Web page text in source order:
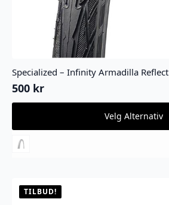
Specialized – Infinity Armadilla Reflect
500 kr
Velg Alternativ
Dette
har
flere
velges
på
TILBUD!